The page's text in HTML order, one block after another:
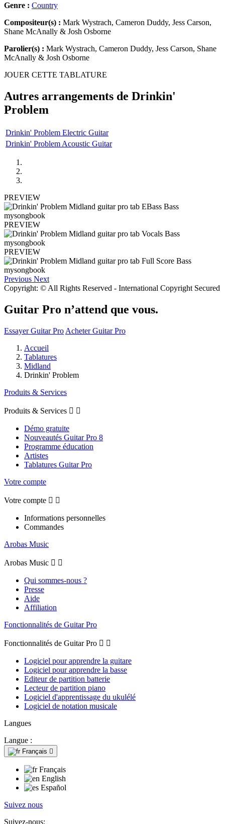
Genre : Country
Compositeur(s) : Mark Wystrach, Cameron Duddy, Jess Carson,
Shane McAnally & Josh Osborne
Parolier(s) : Mark Wystrach, Cameron Duddy, Jess Carson, Shane
McAnally & Josh Osborne
JOUER CETTE TABLATURE
Autres arrangements de Drinkin'
Problem
Drinkin' Problem Electric Guitar
Drinkin' Problem Acoustic Guitar
PREVIEW
PREVIEW
PREVIEW
Previous Next
Copyright: © All Rights Reserved - International Copyright Secured
Guitar Pro n’attend que vous.
Essayer Guitar Pro Acheter Guitar Pro
Accueil
Tablatures
Midland
Drinkin' Problem
Produits & Services
Produits & Services  
Démo gratuite
Nouveautés Guitar Pro 8
Programme éducation
Artistes
Tablatures Guitar Pro
Votre compte
Votre compte  
Informations personnelles
Commandes
Arobas Music
Arobas Music  
Qui sommes-nous ?
Presse
Aide
Affiliation
Fonctionnalités de Guitar Pro
Fonctionnalités de Guitar Pro  
Logiciel pour apprendre la guitare
Logiciel pour apprendre la basse
Editeur de partition batterie
Lecteur de partition piano
Logiciel d'apprentissage du ukulélé
Logiciel de notation musicale
Langues
Langue :
Français 
Français
English
Español
Suivez nous
Suivez-nous: